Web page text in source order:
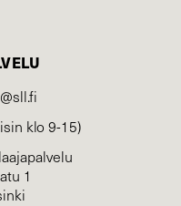
klo 9-15)
1